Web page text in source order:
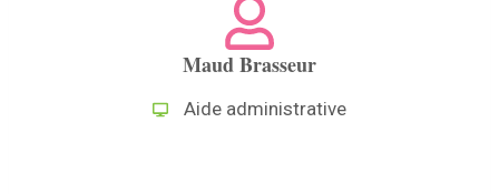
Maud Brasseur
Aide administrative